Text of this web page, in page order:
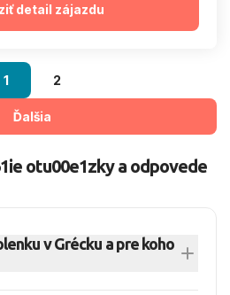
detail zájazdu
1 2
Ďalšia
otu00e1zky a odpovede
v Grécku a pre koho